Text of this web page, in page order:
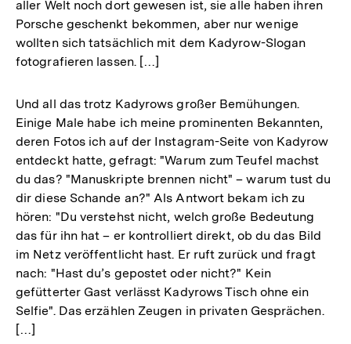
aller Welt noch dort gewesen ist, sie alle haben ihren
Porsche geschenkt bekommen, aber nur wenige
wollten sich tatsächlich mit dem Kadyrow-Slogan
fotografieren lassen. […]
Und all das trotz Kadyrows großer Bemühungen.
Einige Male habe ich meine prominenten Bekannten,
deren Fotos ich auf der Instagram-Seite von Kadyrow
entdeckt hatte, gefragt: "Warum zum Teufel machst
du das? "Manuskripte brennen nicht" – warum tust du
dir diese Schande an?" Als Antwort bekam ich zu
hören: "Du verstehst nicht, welch große Bedeutung
das für ihn hat – er kontrolliert direkt, ob du das Bild
im Netz veröffentlicht hast. Er ruft zurück und fragt
nach: "Hast du’s gepostet oder nicht?" Kein
gefütterter Gast verlässt Kadyrows Tisch ohne ein
Selfie". Das erzählen Zeugen in privaten Gesprächen.
[…]